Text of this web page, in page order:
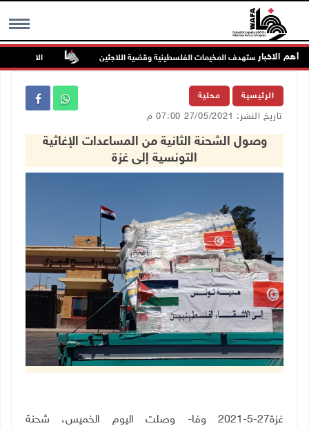
MENU أهم الاخبار
قلنديا يستهدف المخيمات الفلسطينية وقضية اللاجئين الاحتلال
الرئيسية محلية
تاريخ النشر: 27/05/2021 07:00 م
وصول الشحنة الثانية من المساعدات الإغاثية
التونسية إلى غزة
غزة27-5-2021 وفا- وصلت اليوم الخميس، شحنة